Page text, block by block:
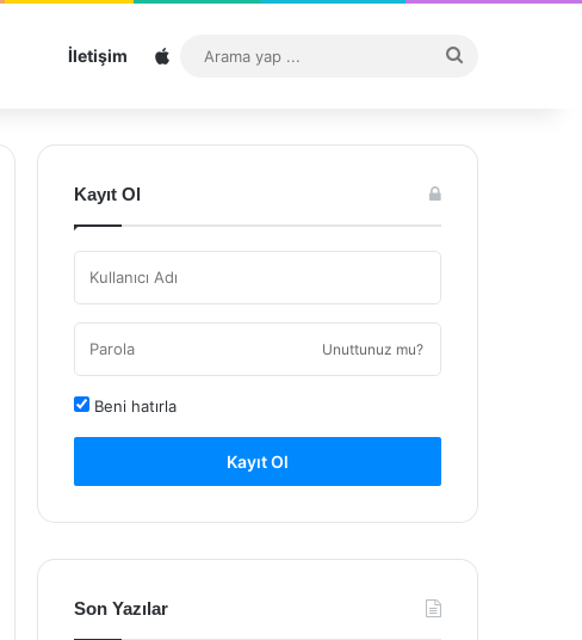
İletişim Sitemap
...
Kayıt Ol
Unuttunuz mu?
Beni hatırla
Kayıt Ol
Son Yazılar